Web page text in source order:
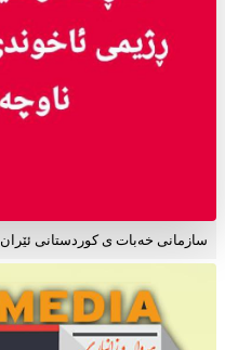
سازمانی خەبات ی کوردستانی ئێران